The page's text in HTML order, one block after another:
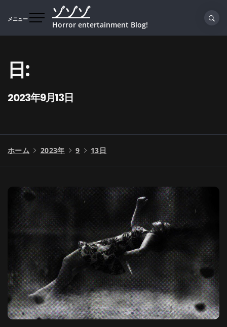
メニュー ゾゾゾ
Horror entertainment Blog!
日:
2023年9月13日
ホーム 2023年 9 13日